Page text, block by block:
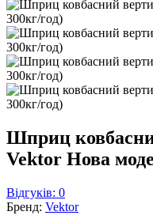
Шприц
Vektor Нова
Відгуків: 0
Бренд: Vektor